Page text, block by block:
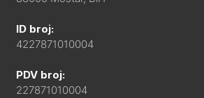
ID broj:
4227871010004
PDV broj:
227871010004